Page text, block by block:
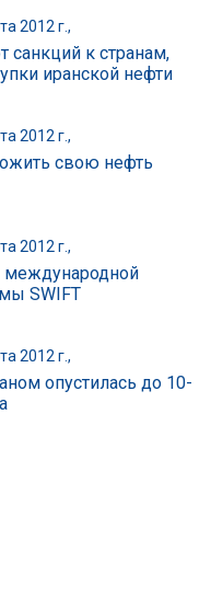
2012 г.,
санкций к странам,
иранской нефти
2012 г.,
свою нефть
2012 г.,
международной
SWIFT
2012 г.,
опустилась до 10-